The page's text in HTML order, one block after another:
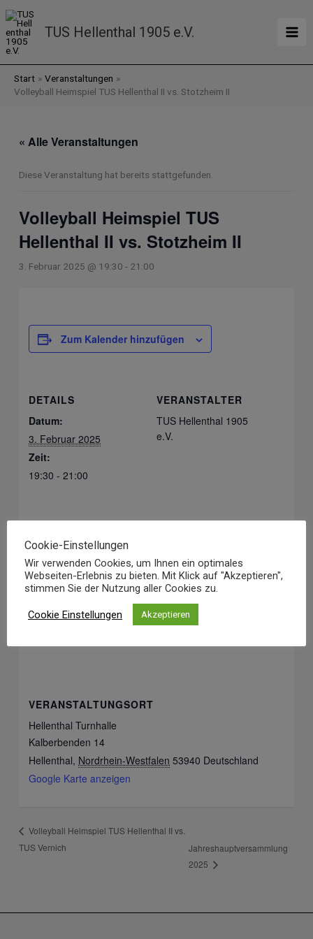
Inhalt
springen
TUS Hellenthal 1905 e.V.
Start
Veranstaltungen
Volleyball Heimspiel TUS Hellenthal II vs. Stotzheim II
« Alle Veranstaltungen
Diese Veranstaltung hat bereits stattgefunden.
Volleyball Heimspiel TUS
Hellenthal II vs. Stotzheim II
3. Februar 2025 @ 19:30 - 21:00
Zum Kalender hinzufügen
DETAILS
Datum:
3. Februar 2025
Zeit:
19:30 - 21:00
VERANSTALTER
TUS Hellenthal 1905
e.V.
VERANSTALTUNGSORT
Hellenthal Turnhalle
Kalberbenden 14
Hellenthal, Nordrhein-Westfalen 53940 Deutschland
Google Karte anzeigen
Volleyball Heimspiel TUS Hellenthal II vs.
TUS Vernich
Jahreshauptversammlung
2025
Cookie-Einstellungen
Wir verwenden Cookies, um Ihnen ein optimales
Webseiten-Erlebnis zu bieten. Mit Klick auf "Akzeptieren",
stimmen Sie der Nutzung aller Cookies zu.
Cookie Einstellungen Akzeptieren